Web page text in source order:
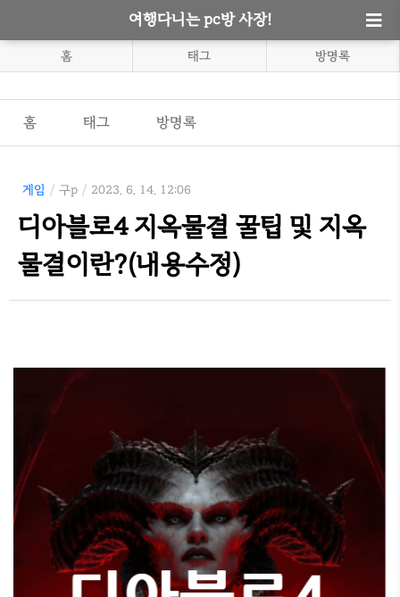
여행다니는 pc방 사장!
홈 태그 방명록
홈 태그 방명록
게임 / 구p / 2023. 6. 14. 12:06
디아블로4 지옥물결 꿀팁 및 지옥
물결이란?(내용수정)